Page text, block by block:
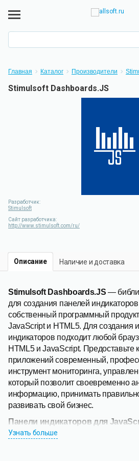
Главная Каталог Производители
Stimulsoft Dashboards.JS
Разработчик:
Stimulsoft
Сайт разработчика:
http://www.stimulsoft.com/ru/
Описание Наличие и доставка
Stimulsoft Dashboards.JS —
для создания панелей
собственный программный
JavaScript и HTML5. Для создания
индикаторов подходит любой
HTML5 и JavaScript. Предоставьте
приложений современный,
инструмент мониторинга,
который позволит своевременно
информацию, принимать
развивать свой бизнес.
Панели индикаторов для
Dashboards.JS —
Узнать больше